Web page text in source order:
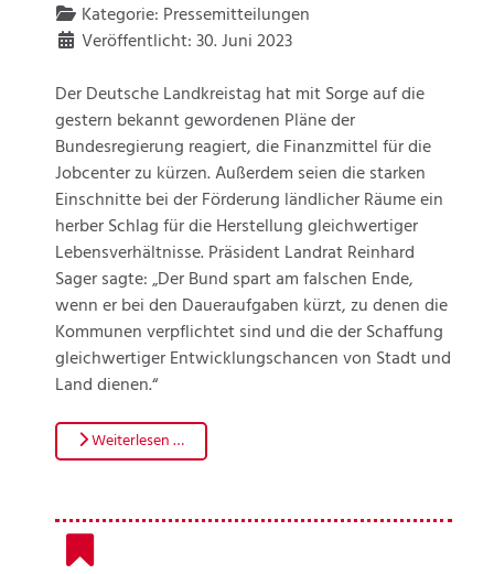
Kategorie: Pressemitteilungen
Veröffentlicht: 30. Juni 2023
Der Deutsche Landkreistag hat mit Sorge auf die
gestern bekannt gewordenen Pläne der
Bundesregierung reagiert, die Finanzmittel für die
Jobcenter zu kürzen. Außerdem seien die starken
Einschnitte bei der Förderung ländlicher Räume ein
herber Schlag für die Herstellung gleichwertiger
Lebensverhältnisse. Präsident Landrat Reinhard
Sager sagte: „Der Bund spart am falschen Ende,
wenn er bei den Daueraufgaben kürzt, zu denen die
Kommunen verpflichtet sind und die der Schaffung
gleichwertiger Entwicklungschancen von Stadt und
Land dienen.“
Weiterlesen …